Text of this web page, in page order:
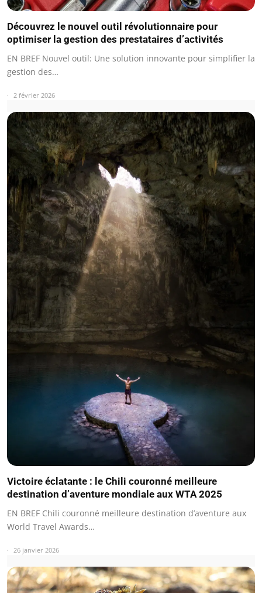
Découvrez le nouvel outil révolutionnaire pour
optimiser la gestion des prestataires d’activités
EN BREF Nouvel outil: Une solution innovante pour simplifier la
gestion des…
2 février 2026
Victoire éclatante : le Chili couronné meilleure
destination d’aventure mondiale aux WTA 2025
EN BREF Chili couronné meilleure destination d’aventure aux
World Travel Awards…
26 janvier 2026